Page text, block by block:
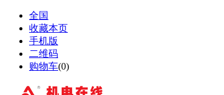
全国
收藏本页
手机版
二维码
购物车(0)